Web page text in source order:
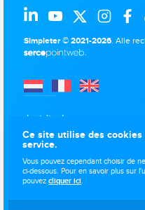
Simpleter © 2021-2026. Alle
.
Juridische
kennisgevingen
Gegevensbescherming
Gebruik van cookies
Ce site utilise des
service.
Vous pouvez cependant choisir de
ci-dessous. Pour en savoir plus sur
pouvezcliquer ici.